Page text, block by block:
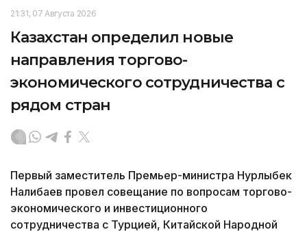
21:31, 07 Августа 2026
Казахстан определил новые
направления торгово-
экономического сотрудничества с
рядом стран
Первый заместитель Премьер-министра Нурлыбек
Налибаев провел совещание по вопросам торгово-
экономического и инвестиционного
сотрудничества с Турцией, Китайской Народной